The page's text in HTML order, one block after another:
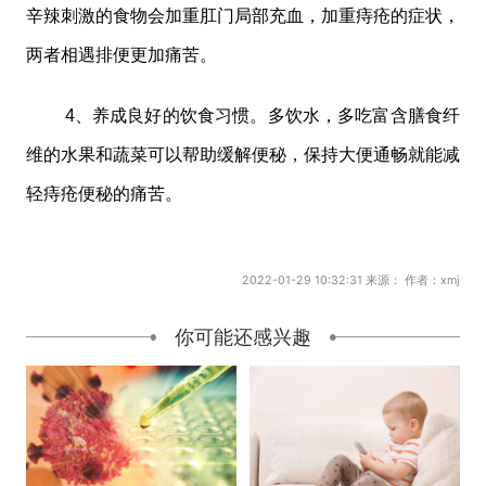
辛辣刺激的食物会加重肛门局部充血，加重痔疮的症状，
两者相遇排便更加痛苦。
4、养成良好的饮食习惯。多饮水，多吃富含膳食纤
维的水果和蔬菜可以帮助缓解便秘，保持大便通畅就能减
轻痔疮便秘的痛苦。
2022-01-29 10:32:31 来源： 作者：xmj
你可能还感兴趣